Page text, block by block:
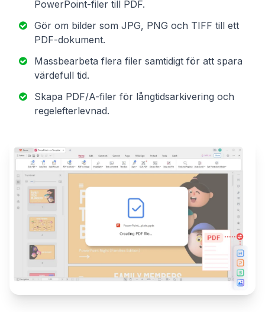
PowerPoint-filer till PDF.
Gör om bilder som JPG, PNG och TIFF till ett
PDF-dokument.
Massbearbeta flera filer samtidigt för att spara
värdefull tid.
Skapa PDF/A-filer för långtidsarkivering och
regelefterlevnad.